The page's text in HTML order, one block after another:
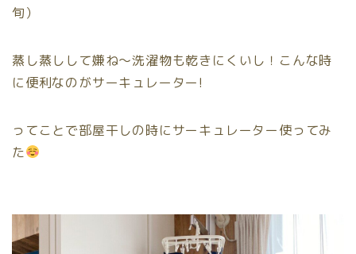
旬）
蒸し蒸しして嫌ね〜洗濯物も乾きにくいし！こんな時
に便利なのがサーキュレーター!
ってことで部屋干しの時にサーキュレーター使ってみ
た